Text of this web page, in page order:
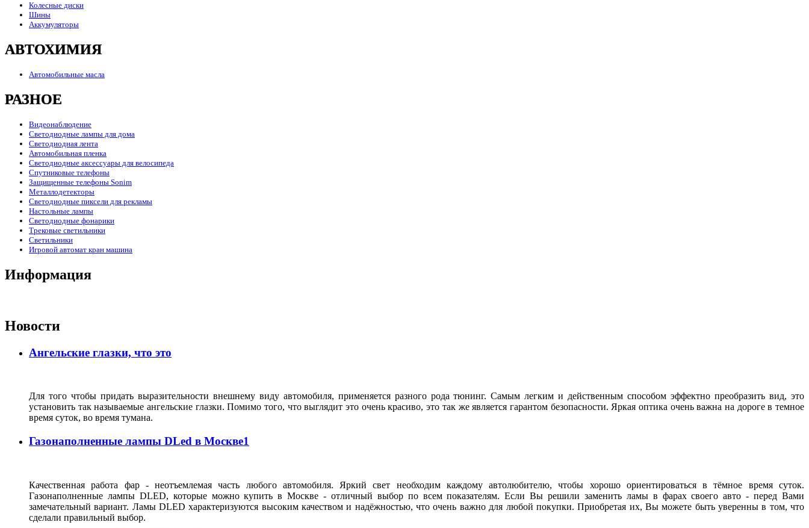
Колесные диски
Шины
Аккумуляторы
АВТОХИМИЯ
Автомобильные масла
РАЗНОЕ
Видеонаблюдение
Светодиодные лампы для дома
Светодиодная лента
Автомобильная пленка
Светодиодные аксессуары для велосипеда
Спутниковые телефоны
Защищенные телефоны Sonim
Металлодетекторы
Светодиодные пиксели для рекламы
Настольные лампы
Светодиодные фонарики
Трековые светильники
Светильники
Игровой автомат кран машина
Информация
Новости
Ангельские глазки, что это
Для того чтобы придать выразительности внешнему виду автомобиля, применяется разного рода тюнинг. Самым легким и действенным способом эффектно преобразить вид, это
установить так называемые ангельские глазки. Помимо того, что выглядит это очень красиво, это так же является гарантом безопасности. Яркая оптика очень важна на дороге в темное
время суток, во время тумана.
Газонаполненные лампы DLed в Москве1
Качественная работа фар - неотъемлемая часть любого автомобиля. Яркий свет необходим каждому автолюбителю, чтобы хорошо ориентироваться в тёмное время суток.
Газонаполненные лампы DLED, которые можно купить в Москве - отличный выбор по всем показателям. Если Вы решили заменить ламы в фарах своего авто - перед Вами
замечательный вариант. Ламы DLED характеризуются высоким качеством и надёжностью, что очень важно для любой покупки. Приобретая их, Вы можете быть уверенны в том, что
сделали правильный выбор.